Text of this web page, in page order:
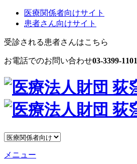
医療関係者向けサイト
患者さん向けサイト
受診される患者さんはこちら
お電話でのお問い合わせ03-3399-1101
メニュー